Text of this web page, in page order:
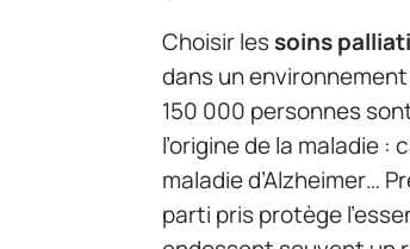
Choisir lessoins
dans un
150 000 personnes
l’origine de la maladie
maladie d’Alzheimer…
parti pris protège